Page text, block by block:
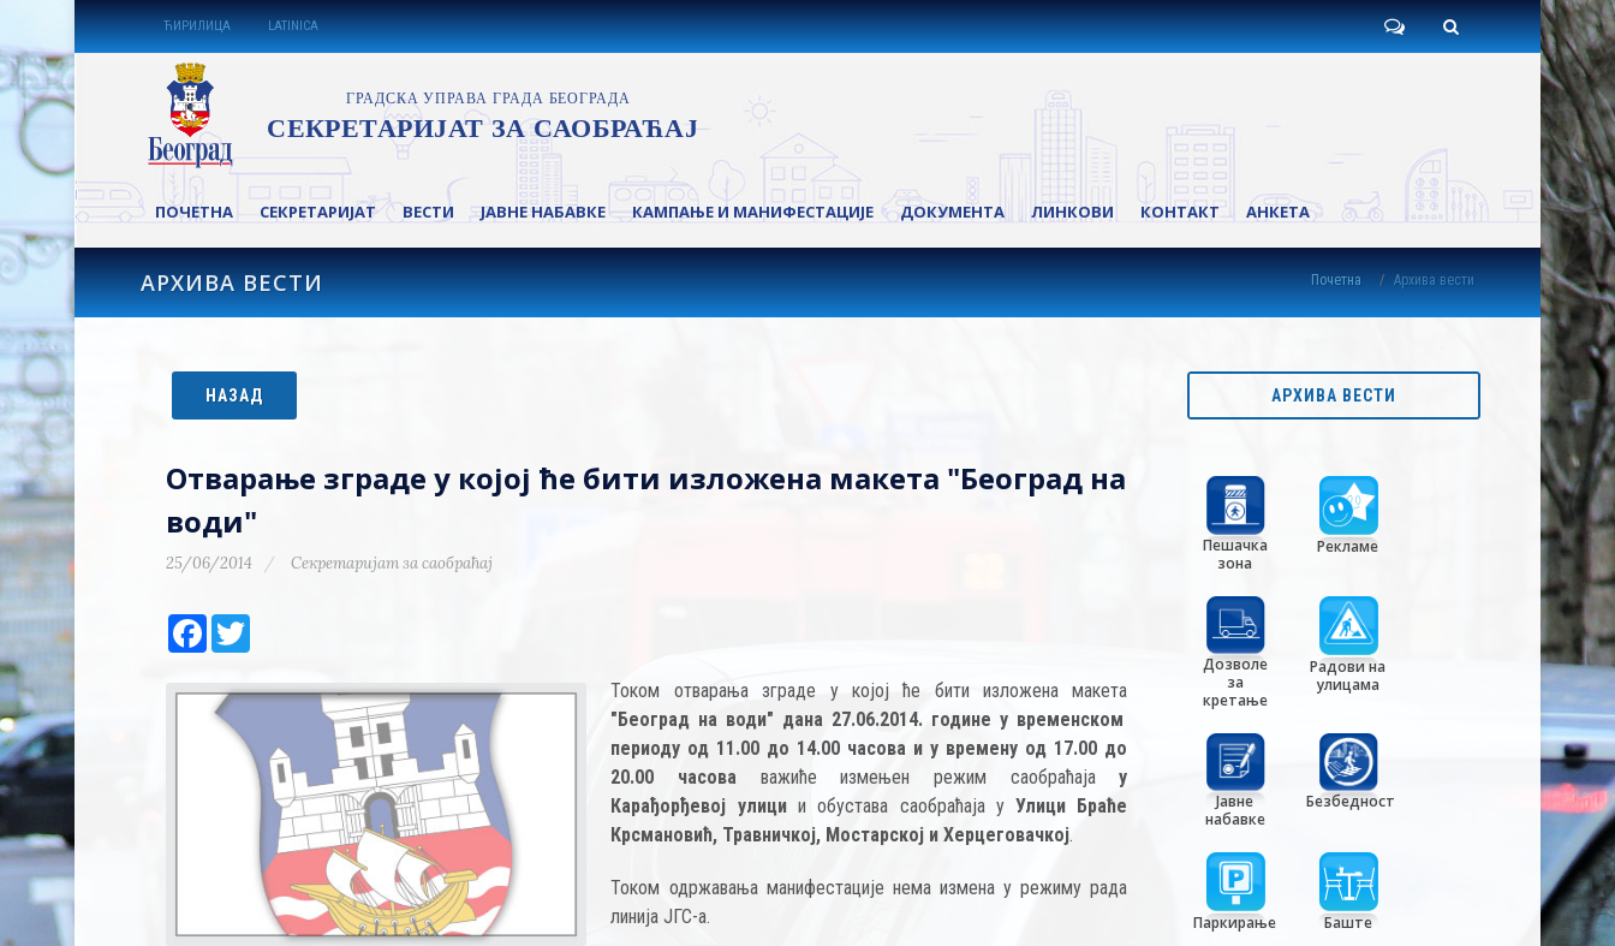
ЋИРИЛИЦА LATINICA
ПОЧЕТНА СЕКРЕТАРИЈАТ ВЕСТИ ЈАВНЕ НАБАВКЕ КАМПАЊЕ И МАНИФЕСТАЦИЈЕ ДОКУМЕНТА ЛИНКОВИ КОНТАКТ АНКЕТА
АРХИВА ВЕСТИ Почетна Архива вести
НАЗАД
Отварање зграде у којој ће бити изложена макета "Београд на
води"
25/06/2014 Секретаријат за саобраћај
Facebook
Током отварања зграде у којој ће бити изложена макета
"Београд на води" дана 27.06.2014. године у временском
периоду од 11.00 до 14.00 часова и у времену од 17.00 до
20.00 часова важиће измењен режим саобраћајау
Карађорђевој улиции обустава саобраћаја уУлици Браће
Крсмановић, Травничкој, Мостарској и Херцеговачкој.
Током одржавања манифестације нема измена у режиму рада
линија ЈГС-а.
АРХИВА ВЕСТИ
Пешачка
зона
Рекламе
Дозволе
за
кретање
Радови на
улицама
Јавне
набавке
Безбедност
Паркирање Баште